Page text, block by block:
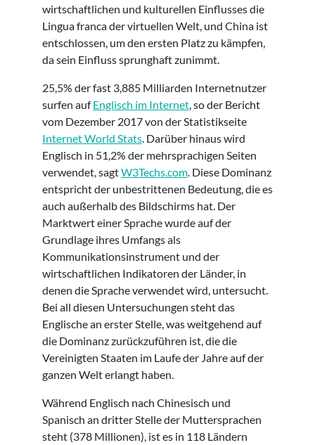
wirtschaftlichen und kulturellen Einflusses die
Lingua franca der virtuellen Welt, und China ist
entschlossen, um den ersten Platz zu kämpfen,
da sein Einfluss sprunghaft zunimmt.
25,5% der fast 3,885 Milliarden Internetnutzer
surfen aufEnglisch im Internet, so der Bericht
vom Dezember 2017 von der Statistikseite
Internet World Stats. Darüber hinaus wird
Englisch in 51,2% der mehrsprachigen Seiten
verwendet, sagtW3Techs.com. Diese Dominanz
entspricht der unbestrittenen Bedeutung, die es
auch außerhalb des Bildschirms hat. Der
Marktwert einer Sprache wurde auf der
Grundlage ihres Umfangs als
Kommunikationsinstrument und der
wirtschaftlichen Indikatoren der Länder, in
denen die Sprache verwendet wird, untersucht.
Bei all diesen Untersuchungen steht das
Englische an erster Stelle, was weitgehend auf
die Dominanz zurückzuführen ist, die die
Vereinigten Staaten im Laufe der Jahre auf der
ganzen Welt erlangt haben.
Während Englisch nach Chinesisch und
Spanisch an dritter Stelle der Muttersprachen
steht (378 Millionen), ist es in 118 Ländern